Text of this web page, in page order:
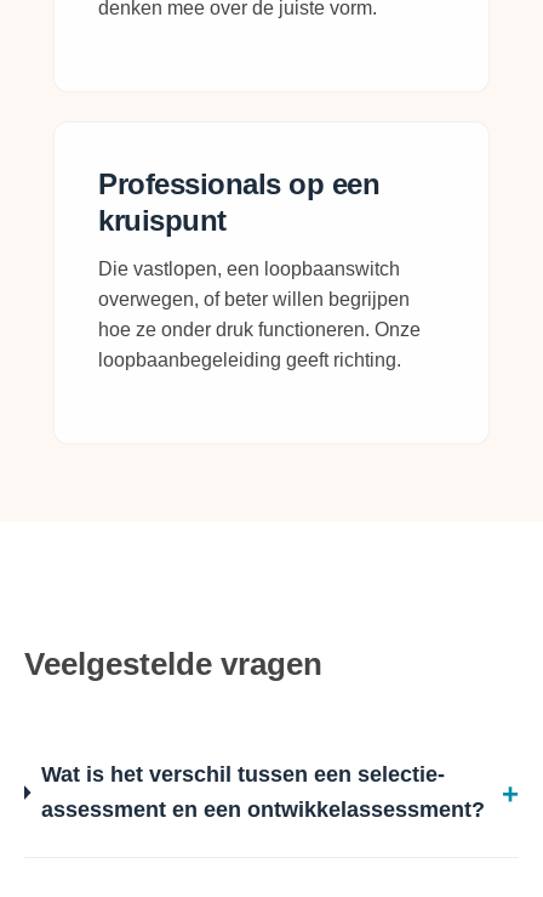
denken mee over de juiste vorm.
Professionals op een
kruispunt
Die vastlopen, een loopbaanswitch
overwegen, of beter willen begrijpen
hoe ze onder druk functioneren. Onze
loopbaanbegeleiding geeft richting.
Veelgestelde vragen
Wat is het verschil tussen een selectie-
assessment en een ontwikkelassessment?